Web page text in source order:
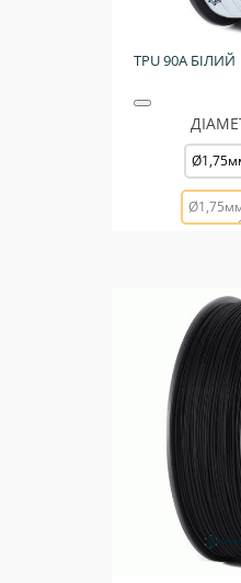
TPU 90A БІЛИЙ